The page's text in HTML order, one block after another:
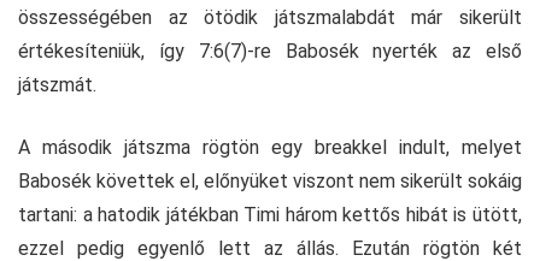
összességében az ötödik játszmalabdát már sikerült
értékesíteniük, így 7:6(7)-re Babosék nyerték az első
játszmát.
A második játszma rögtön egy breakkel indult, melyet
Babosék követtek el, előnyüket viszont nem sikerült sokáig
tartani: a hatodik játékban Timi három kettős hibát is ütött,
ezzel pedig egyenlő lett az állás. Ezután rögtön két